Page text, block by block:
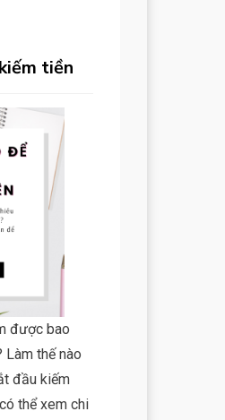
tiền
được bao
Làm thế nào
đầu kiếm
thể xem chi